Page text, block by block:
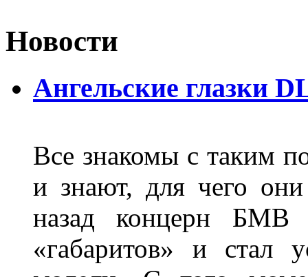
Новости
Ангельские глазки
Все знакомы с таким
и знают, для чего
назад концерн БМВ
«габаритов» и стал